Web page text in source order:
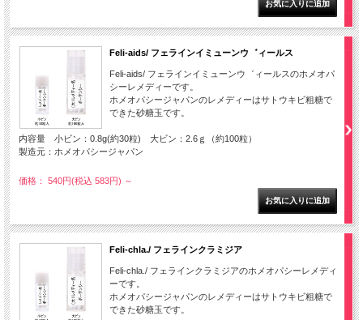
Feli-aids/ フェラインイミューンウ゛ィールス
Feli-aids/ フェラインイミューンウ゛ィールスのホメオパ
シーレメディーです。
ホメオパシージャパンのレメディーはサトウキビ粗糖で
できた砂糖玉です。
内容量 小ビン：0.8g(約30粒) 大ビン：2.6ｇ（約100粒）
製造元：ホメオパシージャパン
価格： 540円(税込 583円) ～
Feli-chla./ フェラインクラミジア
Feli-chla./ フェラインクラミジアのホメオパシーレメディ
ーです。
ホメオパシージャパンのレメディーはサトウキビ粗糖で
できた砂糖玉です。